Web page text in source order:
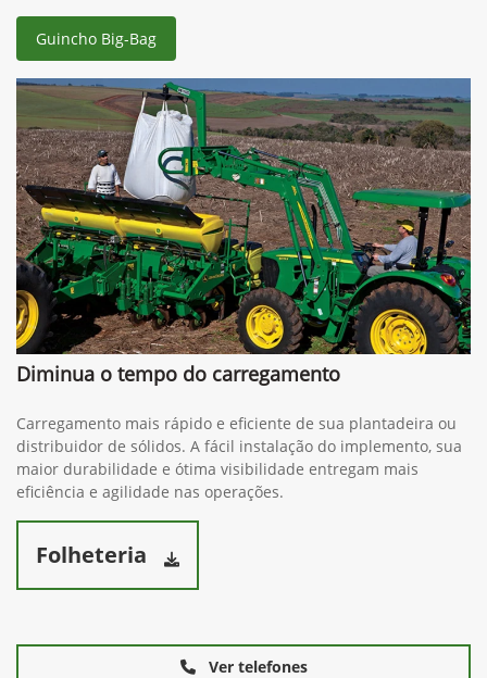
Guincho Big-Bag
Diminua o tempo do carregamento
Carregamento mais rápido e eficiente de sua plantadeira ou
distribuidor de sólidos. A fácil instalação do implemento, sua
maior durabilidade e ótima visibilidade entregam mais
eficiência e agilidade nas operações.
Folheteria
Ver telefones